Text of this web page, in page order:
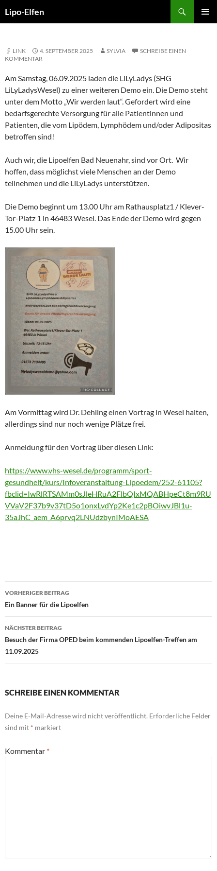
Inhalt
Lipo-Elfen
LINK 4. SEPTEMBER 2025 SYLVIA
SCHREIBE EINEN
KOMMENTAR
Am Samstag, 06.09.2025 laden die LiLyLadys (SHG
LiLyLadysWesel) zu einer weiteren Demo ein. Die Demo steht
unter dem Motto „Wir werden laut“. Gefordert wird eine
bedarfsgerechte Versorgung für alle Patientinnen und
Patienten, die vom Lipödem, Lymphödem und/oder Adipositas
betroffen sind!
Auch wir, die Lipoelfen Bad Neuenahr, sind vor Ort. Wir
hoffen, dass möglichst viele Menschen an der Demo
teilnehmen und die LiLyLadys unterstützen.
Die Demo beginnt um 13.00 Uhr am Rathausplatz1 / Klever-
Tor-Platz 1 in 46483 Wesel. Das Ende der Demo wird gegen
15.00 Uhr sein.
Am Vormittag wird Dr. Dehling einen Vortrag in Wesel halten,
allerdings sind nur noch wenige Plätze frei.
Anmeldung für den Vortrag über diesen Link:
https://www.vhs-wesel.de/programm/sport-
gesundheit/kurs/Infoveranstaltung-Lipoedem/252-61105?
fbclid=IwRlRTSAMm0sJleHRuA2FlbQIxMQABHpeCt8m9RU
VVaV2F37b9v37tD5o1onxLvdYp2Ke1c2pBOiwvJBl1u-
35aJhC_aem_A6prvq2LNUdzbynIMoAESA
Beitragsnavigation
VORHERIGER BEITRAG
Ein Banner für die Lipoelfen
NÄCHSTER BEITRAG
Besuch der Firma OPED beim kommenden Lipoelfen-Treffen am
11.09.2025
SCHREIBE EINEN KOMMENTAR
Deine E-Mail-Adresse wird nicht veröffentlicht. Erforderliche Felder
sind mit * markiert
Kommentar *